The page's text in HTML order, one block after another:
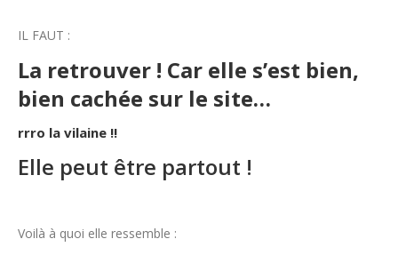
IL FAUT :
La retrouver ! Car elle s’est bien,
bien cachée sur le site…
rrro la vilaine !!
Elle peut être partout !
Voilà à quoi elle ressemble :